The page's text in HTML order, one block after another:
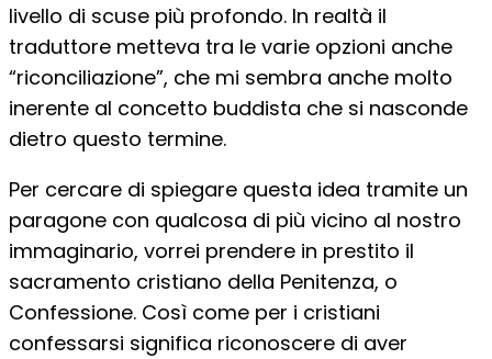
livello di scuse più profondo. In realtà il
traduttore metteva tra le varie opzioni anche
“riconciliazione”, che mi sembra anche molto
inerente al concetto buddista che si nasconde
dietro questo termine.
Per cercare di spiegare questa idea tramite un
paragone con qualcosa di più vicino al nostro
immaginario, vorrei prendere in prestito il
sacramento cristiano della Penitenza, o
Confessione. Così come per i cristiani
confessarsi significa riconoscere di aver